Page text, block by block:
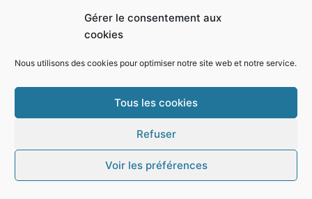
Gérer le consentement aux
cookies
Nous utilisons des cookies pour optimiser notre site web et notre service.
Tous les cookies
Refuser
Voir les préférences
Copyright © 2026 Transformez votre vie | -
Christophe voyance-Podcast voyance-Boutique ésotérisme-
Mentions légales-Contact